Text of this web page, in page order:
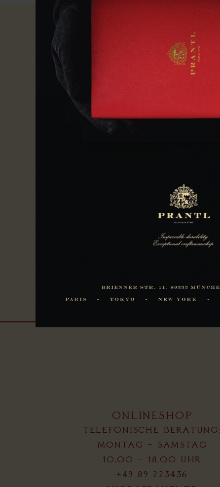
LIEFERUNG
ONLINESHOP
TELEFONISCHE BERATUNG:
MONTAG – SAMSTAG
10.00 – 18.00 UHR
+49 89 223436